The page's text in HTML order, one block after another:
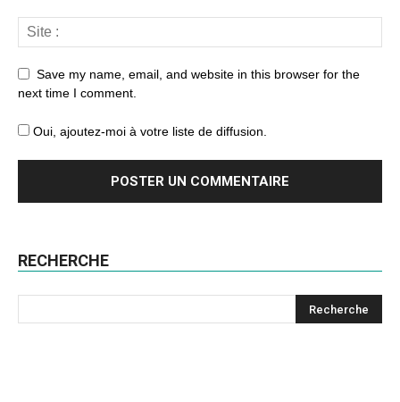
Save my name, email, and website in this browser for the
next time I comment.
Oui, ajoutez-moi à votre liste de diffusion.
RECHERCHE